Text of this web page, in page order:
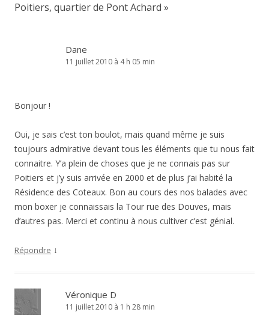
Poitiers, quartier de Pont Achard »
Dane
11 juillet 2010 à 4 h 05 min
Bonjour !
Oui, je sais c’est ton boulot, mais quand même je suis
toujours admirative devant tous les éléments que tu nous fait
connaitre. Y’a plein de choses que je ne connais pas sur
Poitiers et j’y suis arrivée en 2000 et de plus j’ai habité la
Résidence des Coteaux. Bon au cours des nos balades avec
mon boxer je connaissais la Tour rue des Douves, mais
d’autres pas. Merci et continu à nous cultiver c’est génial.
Répondre ↓
Véronique D
11 juillet 2010 à 1 h 28 min